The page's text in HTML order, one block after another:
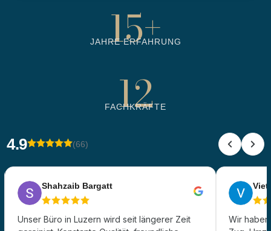
15+
JAHRE ERFAHRUNG
12
FACHKRÄFTE
4.9 (66)
Shahzaib Bargatt
Unser Büro in Luzern wird seit längerer Zeit
Viet
Wir